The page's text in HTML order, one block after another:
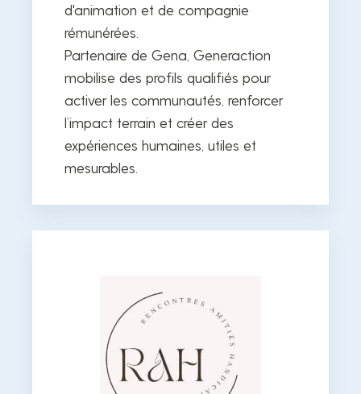
d'animation et de compagnie
rémunérées.
Partenaire de Gena, Generaction
mobilise des profils qualifiés pour
activer les communautés, renforcer
l’impact terrain et créer des
expériences humaines, utiles et
mesurables.